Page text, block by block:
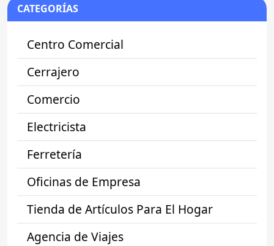
CATEGORÍAS
Centro Comercial
Cerrajero
Comercio
Electricista
Ferretería
Oficinas de Empresa
Tienda de Artículos Para El Hogar
Agencia de Viajes